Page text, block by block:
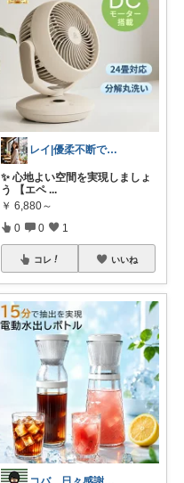
レイ|優柔不断で選べない🥲
✨ 心地よい空間を実現しましょ
う 【エペ ...
￥ 6,880～
0 0 1
コレ いいね